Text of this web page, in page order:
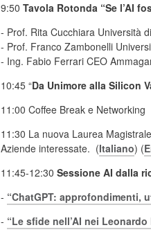
9:50 Tavola Rotonda “Se l’AI
- Prof. Rita Cucchiara Università
- Prof. Franco Zambonelli
- Ing. Fabio Ferrari CEO
10:45 “Da Unimore alla Silicon
11:00 Coffee Break e Networking
11:30 La nuova Laurea
Aziende interessate. (Italiano) (
11:45-12:30 Sessione AI dalla
- “ChatGPT: approfondimenti,
- “Le sfide nell’AI nei Leonardo